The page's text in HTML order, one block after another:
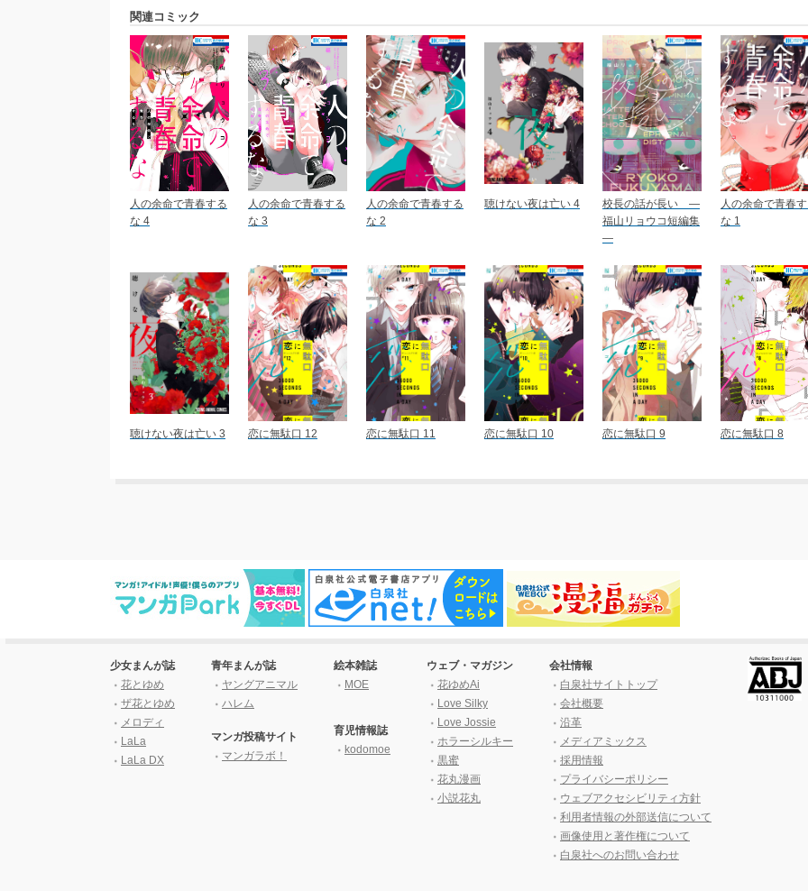
関連コミック
人の余命で青春する
な 4
人の余命で青春する
な 3
人の余命で青春する
な 2
聴けない夜は亡い 4
校長の話が長い ―
福山リョウコ短編集
―
人の余命で青春
な 1
聴けない夜は亡い 3 恋に無駄口 12 恋に無駄口 11 恋に無駄口 10 恋に無駄口 9 恋に無駄口 8
少女まんが誌
花とゆめ
ザ花とゆめ
メロディ
LaLa
LaLa DX
青年まんが誌
ヤングアニマル
ハレム
マンガ投稿サイト
マンガラボ！
絵本雑誌
MOE
育児情報誌
kodomoe
ウェブ・マガジン
花ゆめAi
Love Silky
Love Jossie
ホラーシルキー
黒蜜
花丸漫画
小説花丸
会社情報
白泉社サイトトップ
会社概要
沿革
メディアミックス
採用情報
プライバシーポリシー
ウェブアクセシビリティ方針
利用者情報の外部送信について
画像使用と著作権について
白泉社へのお問い合わせ